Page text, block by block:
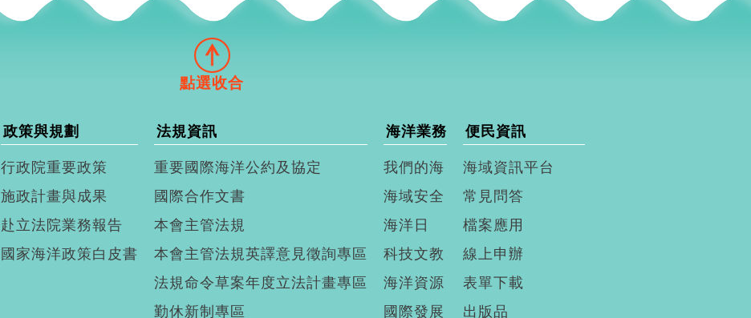
政策與規劃
行政院重要政策
施政計畫與成果
赴立法院業務報告
國家海洋政策白皮書
法規資訊
重要國際海洋公約及協定
國際合作文書
本會主管法規
本會主管法規英譯意見徵詢專區
法規命令草案年度立法計畫專區
勤休新制專區
海洋業務
我們的海
海域安全
海洋日
科技文教
海洋資源
國際發展
便民資訊
海域資訊平台
常見問答
檔案應用
線上申辦
表單下載
出版品